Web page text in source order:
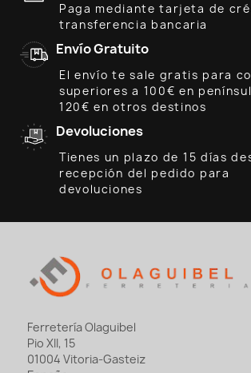
Paga mediante tarjeta de
transferencia bancaria
Envío Gratuito
El envío te sale gratis para
superiores a 100€ en
120€ en otros destinos
Devoluciones
Tienes un plazo de 15 días
recepción del pedido para
devoluciones
Ferretería Olaguibel
Pio XII, 15
01004 Vitoria-Gasteiz